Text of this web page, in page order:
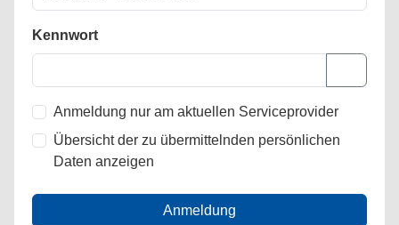
Kennwort
Anmeldung nur am aktuellen Serviceprovider
Übersicht der zu übermittelnden persönlichen
Daten anzeigen
Anmeldung